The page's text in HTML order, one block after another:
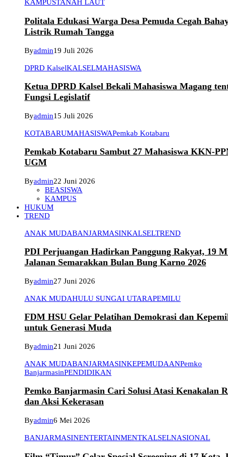
KAMPUSTANAH LAUT
Politala Edukasi Warga Desa Pemuda Cegah
Listrik Rumah Tangga
Byadmin19 Juli 2026
DPRD KalselKALSELMAHASISWA
Ketua DPRD Kalsel Bekali Mahasiswa Magang
Fungsi Legislatif
Byadmin15 Juli 2026
KOTABARUMAHASISWAPemkab Kotabaru
Pemkab Kotabaru Sambut 27 Mahasiswa KKN-
UGM
Byadmin22 Juni 2026
BEASISWA
KAMPUS
HUKUM
TREND
ANAK MUDABANJARMASINKALSELTREND
PDI Perjuangan Hadirkan Panggung Rakyat, 19
Jalanan Semarakkan Bulan Bung Karno 2026
Byadmin27 Juni 2026
ANAK MUDAHULU SUNGAI UTARAPEMILU
FDM HSU Gelar Pelatihan Demokrasi dan
untuk Generasi Muda
Byadmin21 Juni 2026
ANAK MUDABANJARMASINKEPEMUDAANPemko
BanjarmasinPENDIDIKAN
Pemko Banjarmasin Cari Solusi Atasi Kenakalan
dan Aksi Kekerasan
Byadmin6 Mei 2026
BANJARMASINENTERTAINMENTKALSELNASIONAL